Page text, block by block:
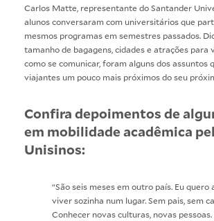
Carlos Matte, representante do Santander
alunos conversaram com universitários que
mesmos programas em semestres passados.
tamanho de bagagens, cidades e atrações para
como se comunicar, foram alguns dos assuntos
viajantes um pouco mais próximos do seu
Confira depoimentos de
em mobilidade acadêmica
Unisinos:
“São seis meses em outro país. Eu quero
viver sozinha num lugar. Sem pais, sem
Conhecer novas culturas, novas